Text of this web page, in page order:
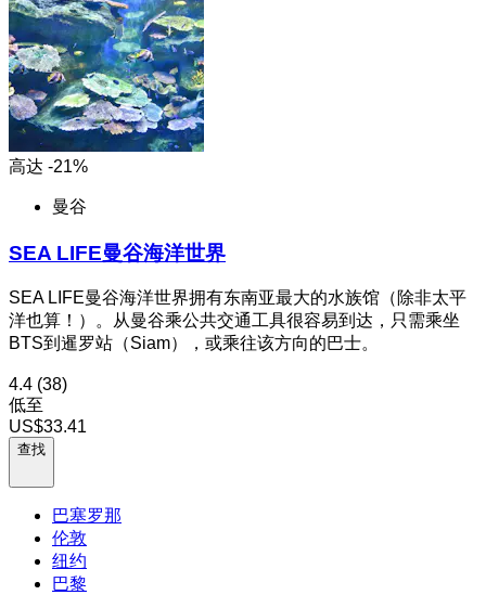
高达 -21%
曼谷
SEA LIFE曼谷海洋世界
SEA LIFE曼谷海洋世界拥有东南亚最大的水族馆（除非太平
洋也算！）。从曼谷乘公共交通工具很容易到达，只需乘坐
BTS到暹罗站（Siam），或乘往该方向的巴士。
4.4 (38)
低至
US$33.41
查找
巴塞罗那
伦敦
纽约
巴黎